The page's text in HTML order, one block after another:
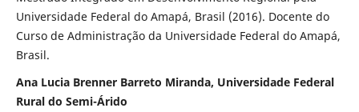
Universidade Federal do Amapá, Brasil (2016). Docente do
Curso de Administração da Universidade Federal do Amapá,
Brasil.
Ana Lucia Brenner Barreto Miranda, Universidade Federal
Rural do Semi-Árido